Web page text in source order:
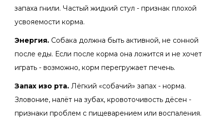
запаха гнили. Частый жидкий стул - признак плохой
усвояемости корма.
Энергия. Собака должна быть активной, не сонной
после еды. Если после корма она ложится и не хочет
играть - возможно, корм перегружает печень.
Запах изо рта. Лёгкий «собачий» запах - норма.
Зловоние, налёт на зубах, кровоточивость дёсен -
признаки проблем с пищеварением или воспаления.